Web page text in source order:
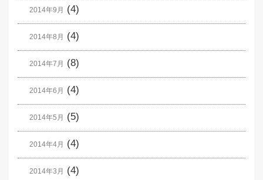
2014年9月 (4)
2014年8月 (4)
2014年7月 (8)
2014年6月 (4)
2014年5月 (5)
2014年4月 (4)
2014年3月 (4)